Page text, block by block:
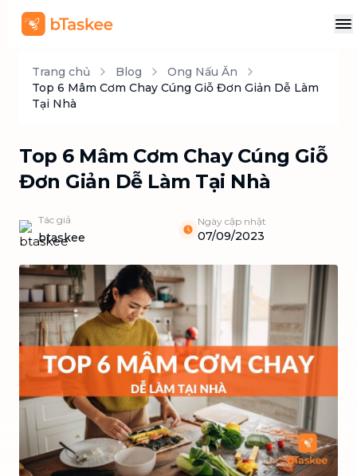
Trang chủ Blog
Ong Nấu Ăn
Top 6 Mâm Cơm Chay Cúng Giỗ Đơn Giản Dễ Làm
Tại Nhà
Top 6 Mâm Cơm Chay Cúng Giỗ
Đơn Giản Dễ Làm Tại Nhà
Tác giả
btaskee
Ngày cập nhật
07/09/2023